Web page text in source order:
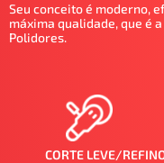
Seu conceito é moderno,
máxima qualidade, que é
Polidores.
CORTE LEVE/